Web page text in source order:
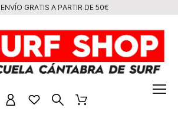
ENVÍO GRATIS A PARTIR DE 50€